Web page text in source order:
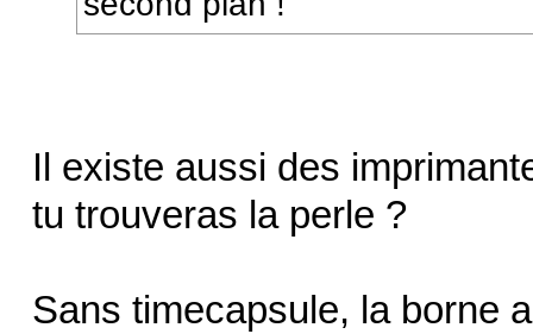
Il existe aussi des
tu trouveras la perle ?
Sans timecapsule, la borne